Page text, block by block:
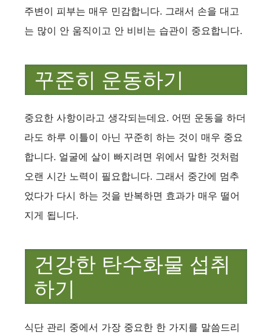
주변이 피부는 매우 민감합니다. 그래서 손을 대고
는 많이 안 움직이고 안 비비는 습관이 중요합니다.
꾸준히 운동하기
중요한 사항이라고 생각되는데요. 어떤 운동을 하더
라도 하루 이틀이 아닌 꾸준히 하는 것이 매우 중요
합니다. 얼굴에 살이 빠지려면 위에서 말한 것처럼
오랜 시간 노력이 필요합니다. 그래서 중간에 멈추
었다가 다시 하는 것을 반복하면 효과가 매우 떨어
지게 됩니다.
건강한 탄수화물 섭취
하기
식단 관리 중에서 가장 중요한 한 가지를 말씀드리